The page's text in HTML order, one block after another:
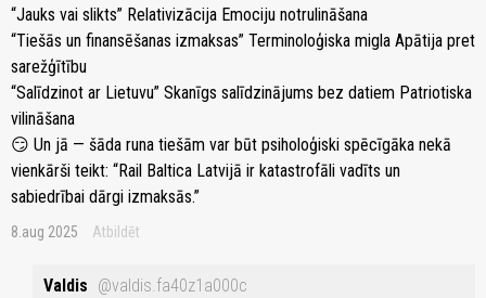
“Jauks vai slikts” Relativizācija Emociju notrulināšana
“Tiešās un finansēšanas izmaksas” Terminoloģiska migla Apātija pret
sarežģītību
“Salīdzinot ar Lietuvu” Skanīgs salīdzinājums bez datiem Patriotiska
vilināšana
😏 Un jā — šāda runa tiešām var būt psiholoģiski spēcīgāka nekā
vienkārši teikt: “Rail Baltica Latvijā ir katastrofāli vadīts un
sabiedrībai dārgi izmaksās.”
8.aug 2025 Atbildēt
Valdis @valdis.fa40z1a000c